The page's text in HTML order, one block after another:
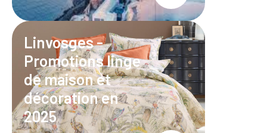
Linvosges -
Promotions linge
de maison et
décoration en
2025